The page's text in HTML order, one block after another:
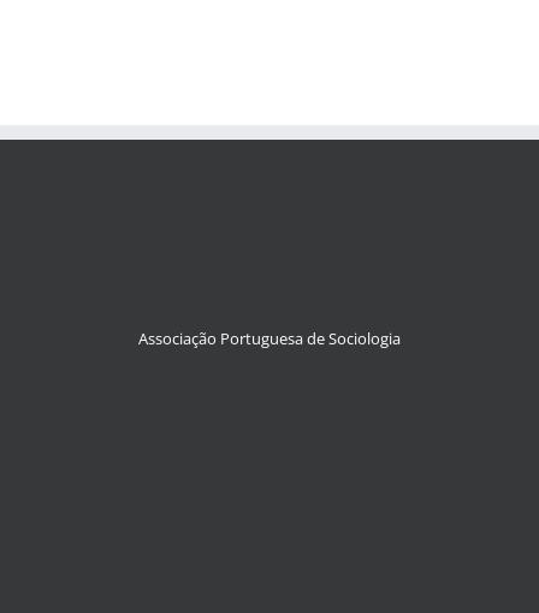
Associação Portuguesa de Sociologia